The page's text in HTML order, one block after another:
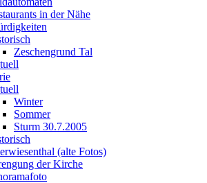
in der Nähe
Zeschengrund Tal
Winter
Sommer
Sturm 30.7.2005
(alte Fotos)
der Kirche